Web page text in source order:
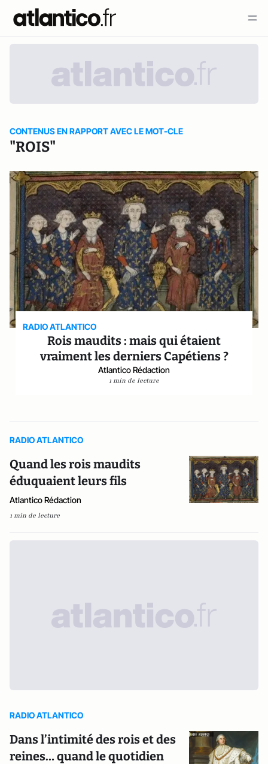
CONTENUS EN RAPPORT AVEC LE MOT-CLE
"ROIS"
RADIO ATLANTICO
Rois maudits : mais qui étaient
vraiment les derniers Capétiens ?
Atlantico Rédaction
1 min de lecture
RADIO ATLANTICO
Quand les rois maudits
éduquaient leurs fils
Atlantico Rédaction
1 min de lecture
RADIO ATLANTICO
Dans l’intimité des rois et des
reines… quand le quotidien